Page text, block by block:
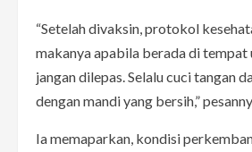
“Setelah divaksin, protokol
makanya apabila berada di tempat
jangan dilepas. Selalu cuci tangan
dengan mandi yang bersih,”
Ia memaparkan, kondisi